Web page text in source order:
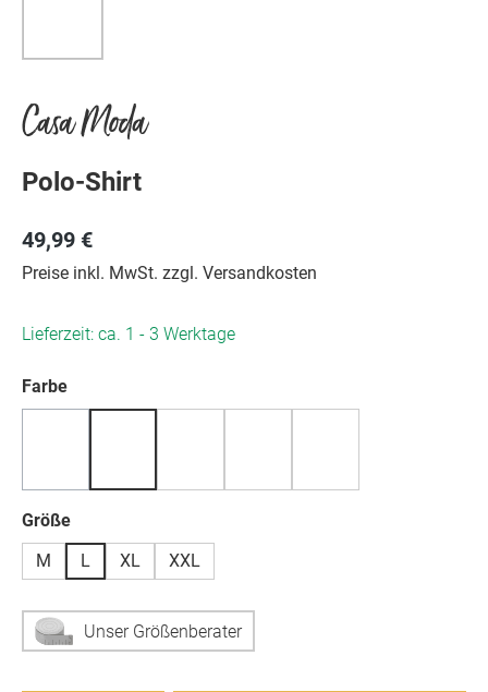
Casa Moda
Polo-Shirt
49,99 €
Preise inkl. MwSt. zzgl. Versandkosten
Lieferzeit: ca. 1 - 3 Werktage
Farbeauswählen
Größeauswählen
M
L XL XXL
Unser Größenberater